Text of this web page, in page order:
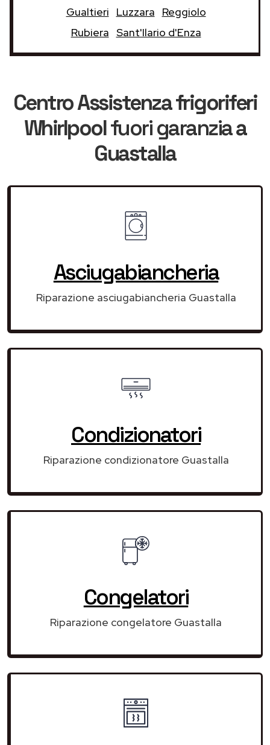
Gualtieri Luzzara
Reggiolo
Rubiera Sant'Ilario d'Enza
Centro Assistenza frigoriferi
Whirlpoolfuori garanziaa
Guastalla
Asciugabiancheria
Riparazione asciugabiancheria Guastalla
Condizionatori
Riparazione condizionatore Guastalla
Congelatori
Riparazione congelatore Guastalla